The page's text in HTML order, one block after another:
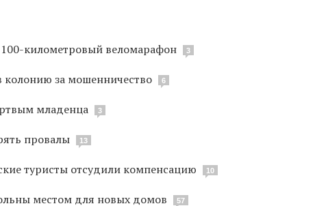
100-километровый веломарафон 3
за мошенничество 6
младенца 3
провалы 13
туристы отсудили компенсацию 10
местом для новых домов 57